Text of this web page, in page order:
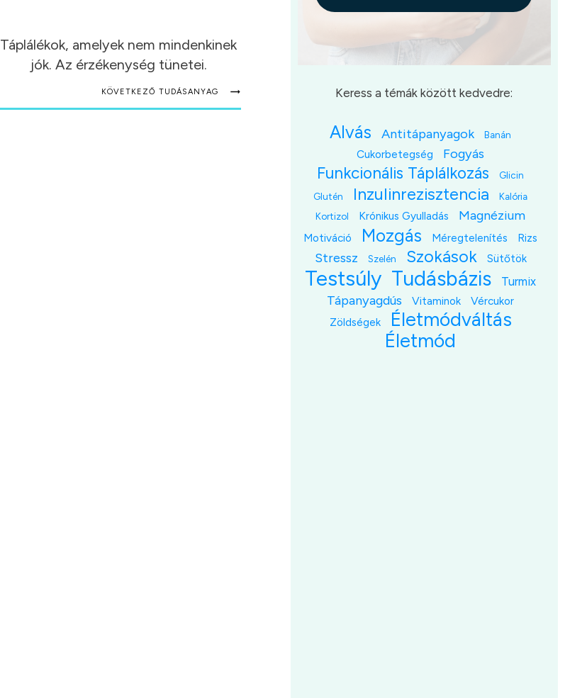
Táplálékok, amelyek nem mindenkinek
jók. Az érzékenység tünetei.
KÖVETKEZŐ TUDÁSANYAG Keress a témák között kedvedre:
Alvás Antitápanyagok Banán
Cukorbetegség Fogyás
Funkcionális Táplálkozás
Glicin
Glutén
Inzulinrezisztencia
Kalória
Kortizol
Krónikus Gyulladás Magnézium
Motiváció Mozgás Méregtelenítés Rizs
Stressz Szelén Szokások Sütőtök
Testsúly Tudásbázis Turmix
Tápanyagdús Vitaminok
Vércukor
Zöldségek
Életmódváltás
Életmód